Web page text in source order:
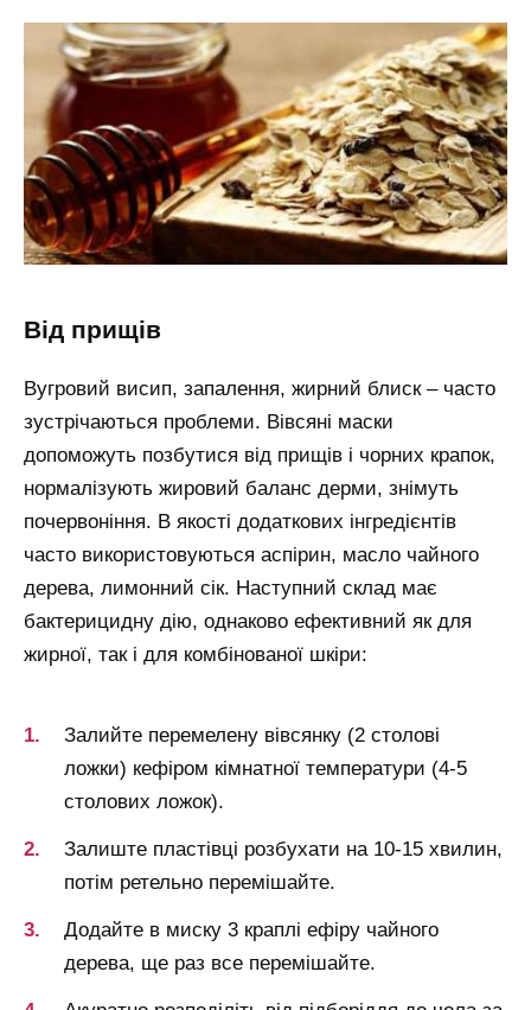
від прищів
Вугровий висип, запалення, жирний блиск – часто
зустрічаються проблеми. Вівсяні маски
допоможуть позбутися від прищів і чорних крапок,
нормалізують жировий баланс дерми, знімуть
почервоніння. В якості додаткових інгредієнтів
часто використовуються аспірин, масло чайного
дерева, лимонний сік. Наступний склад має
бактерицидну дію, однаково ефективний як для
жирної, так і для комбінованої шкіри:
Залийте перемелену вівсянку (2 столові
ложки) кефіром кімнатної температури (4-5
столових ложок).
Залиште пластівці розбухати на 10-15 хвилин,
потім ретельно перемішайте.
Додайте в миску 3 краплі ефіру чайного
дерева, ще раз все перемішайте.